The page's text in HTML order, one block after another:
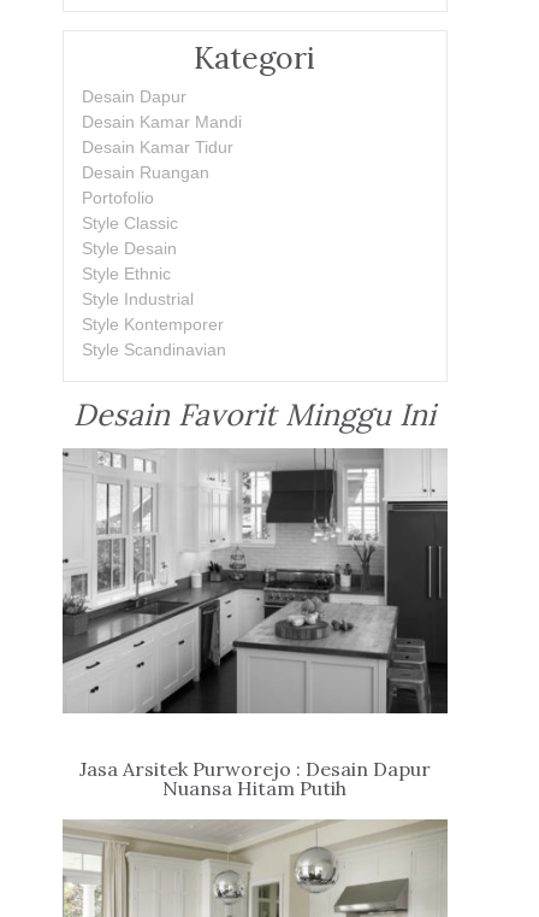
Kategori
Desain Dapur
Desain Kamar Mandi
Desain Kamar Tidur
Desain Ruangan
Portofolio
Style Classic
Style Desain
Style Ethnic
Style Industrial
Style Kontemporer
Style Scandinavian
Desain Favorit Minggu Ini
Jasa Arsitek Purworejo : Desain Dapur
Nuansa Hitam Putih